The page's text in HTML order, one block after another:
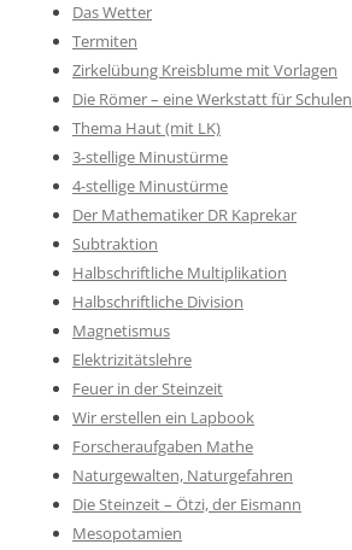
Das Wetter
Termiten
Zirkelübung Kreisblume mit Vorlagen
Die Römer – eine Werkstatt für Schulen
Thema Haut (mit LK)
3-stellige Minustürme
4-stellige Minustürme
Der Mathematiker DR Kaprekar
Subtraktion
Halbschriftliche Multiplikation
Halbschriftliche Division
Magnetismus
Elektrizitätslehre
Feuer in der Steinzeit
Wir erstellen ein Lapbook
Forscheraufgaben Mathe
Naturgewalten, Naturgefahren
Die Steinzeit – Ötzi, der Eismann
Mesopotamien